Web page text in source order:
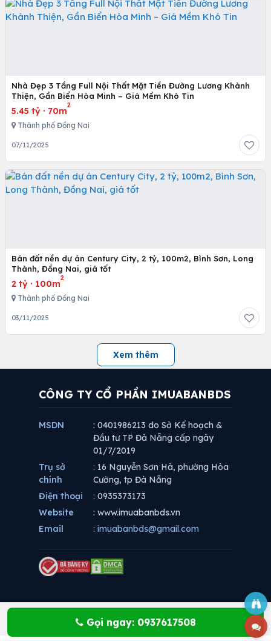
Nhà Đẹp 3 Tầng Full Nội Thất Mặt Tiền Đường Lương Khành
Thiện, Gần Biển Hòa Minh – Giá Mềm Khó Tin
5.45 tỷ · 70m
2
Thành phố Đồng Nai
07/11/2025
Bán đất nền dự án Century City, 2 tỷ, 100m2, Bình Sơn, Long
Thành, Đồng Nai, giá tốt
2 tỷ · 100m
2
Thành phố Đồng Nai
03/11/2025
Xem thêm
Gọi ngay: 0937617508
CÔNG TY CỔ PHẦN IMUABANBDS
MSDN
: 0401986213 do Sở Kế hoạch &
Đầu tư TP Đà Nẵng cấp ngày
01/7/2019
Trụ sở
chính
: 16 Nguyễn Sơn Hà, phường Hòa
Cường, tp Đà Nẵng
Điện thoại
: 0935373173
Website
: www.imuabanbds.vn
Email
: imuabanbds@gmail.com